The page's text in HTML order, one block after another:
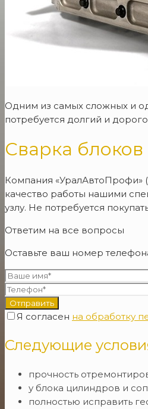
Одним из самых сложных и
потребуется долгий и
Сварка
Компания «УралАвтоПрофи»
качество работы нашими
узлу. Не потребуется
Ответим на все вопросы
Оставьте ваш номер
Я согласен на обработку
Следующие
прочность
у блока цилиндров и
полностью исправить